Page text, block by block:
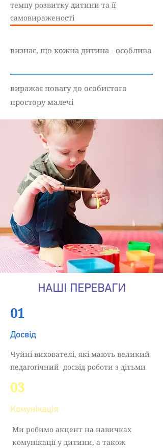
темпу розвитку дитини та її
самовираженості
визнає, що кожна дитина - особлива
виражає повагу до особистого
простору малечі
НАШІ ПЕРЕВАГИ
01
Досвід
Чуйні вихователі, які мають великий
педагогічний досвід роботи з дітьми
03
Комунікація
Ми робимо акцент на навичках
комунікації у дитини, а також